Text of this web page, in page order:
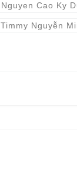
Nguyen Cao Ky
Timmy Nguyễn